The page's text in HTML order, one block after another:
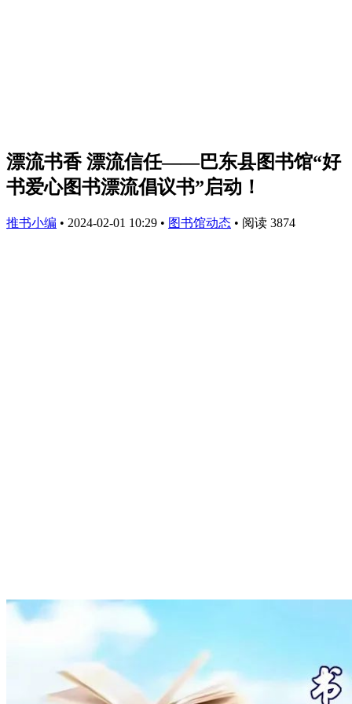
漂流书香 漂流信任——巴东县图书馆“好
书爱心图书漂流倡议书”启动！
推书小编 • 2024-02-01 10:29 • 图书馆动态 • 阅读 3874